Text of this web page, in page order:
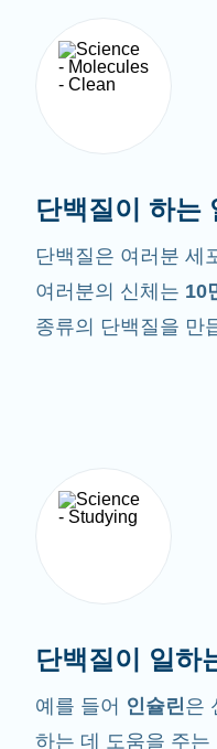
단백질이 하는
단백질은 여러분 세
여러분의 신체는 10
종류의 단백질을 만
단백질이 일하
예를 들어 인슐린은
하는 데 도움을 주